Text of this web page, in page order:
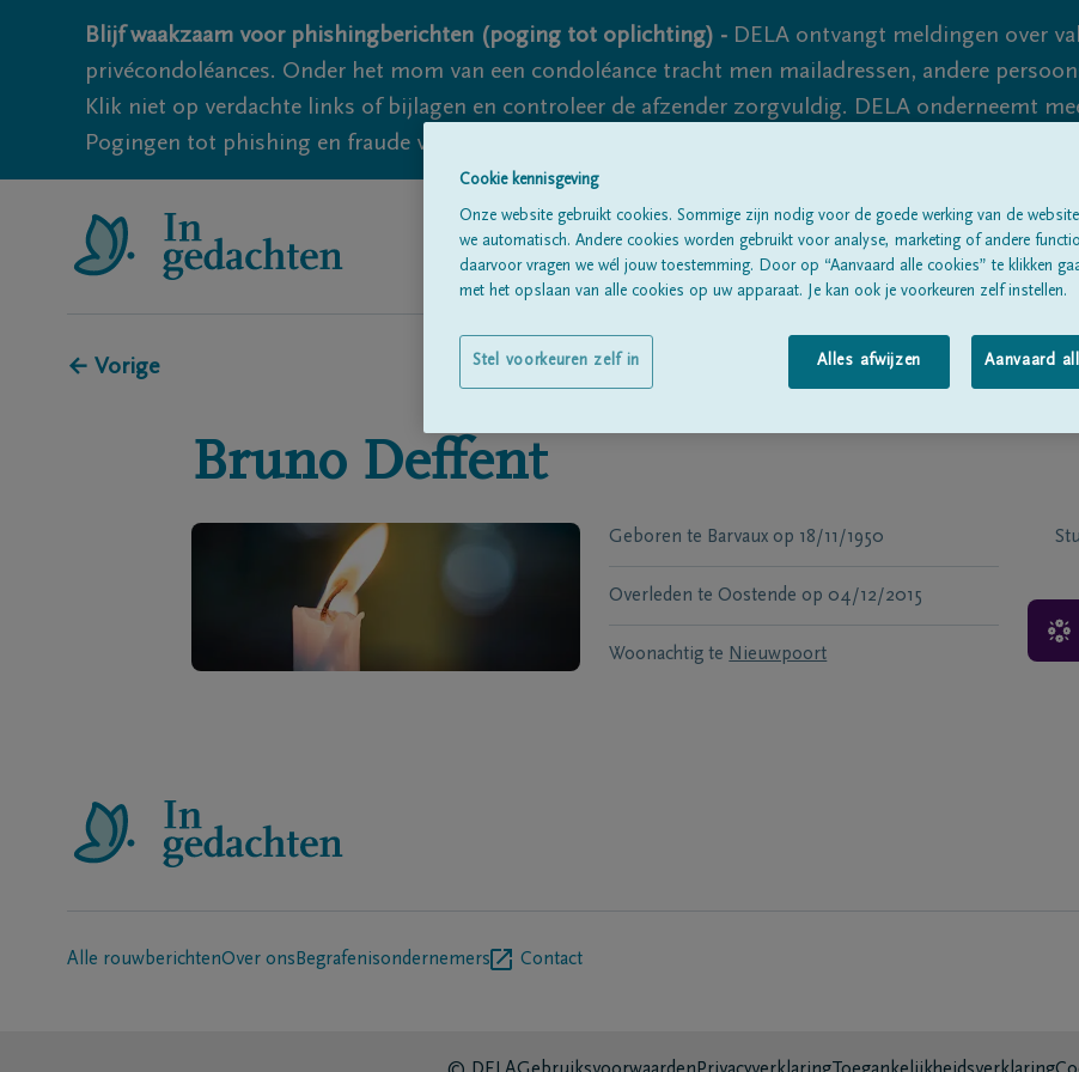
Blijf waakzaam voor phishingberichten (poging tot oplichting) - DELA ontvangt meldingen over
privécondoléances. Onder het mom van een condoléance tracht men mailadressen, andere
Klik niet op verdachte links of bijlagen en controleer de afzender zorgvuldig. DELA onderneemt
Pogingen tot phishing en fraude vallen echter nooit volledig uit te sluiten, dus blijf waakzaam.
Alle rouwberichten Over ons
← Vorige
Bruno Deffent
Geboren te Barvaux op 18/11/1950
Overleden te Oostende op 04/12/2015
Woonachtig te Nieuwpoort
Alle rouwberichtenOver ons Begrafenisondernemers Contact
Cookie kennisgeving
Onze website gebruikt cookies. Sommige zijn nodig voor de goede werking van de
we automatisch. Andere cookies worden gebruikt voor analyse, marketing of andere
daarvoor vragen we wél jouw toestemming. Door op “Aanvaard alle cookies” te klikken
met het opslaan van alle cookies op uw apparaat. Je kan ook je voorkeuren zelf instellen.
Alles afwijzen Aanvaard
Stel voorkeuren zelf in